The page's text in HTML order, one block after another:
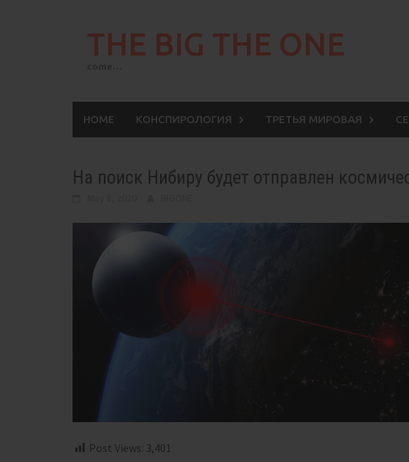
THE BIG THE ONE
HOME КОНСПИРОЛОГИЯ ТРЕТЬЯ МИРОВАЯ
На поиск Нибиру будет отправлен
Post Views: 3,401